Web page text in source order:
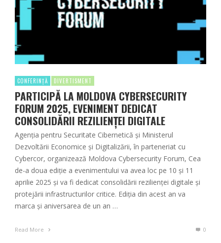
CONFERINȚĂ DIVERTISMENT
PARTICIPĂ LA MOLDOVA CYBERSECURITY
FORUM 2025, EVENIMENT DEDICAT
CONSOLIDĂRII REZILIENȚEI DIGITALE
Agenția pentru Securitate Cibernetică și Ministerul
Dezvoltării Economice și Digitalizării, în parteneriat cu
Cybercor, organizează Moldova Cybersecurity Forum, Cea
de-a doua ediție a evenimentului va avea loc pe 10 și 11
aprilie 2025 și va fi dedicat consolidării rezilienței digitale și
protejării infrastructurilor critice. Ediția din acest an va
marca și aniversarea de un an …
Read More 0